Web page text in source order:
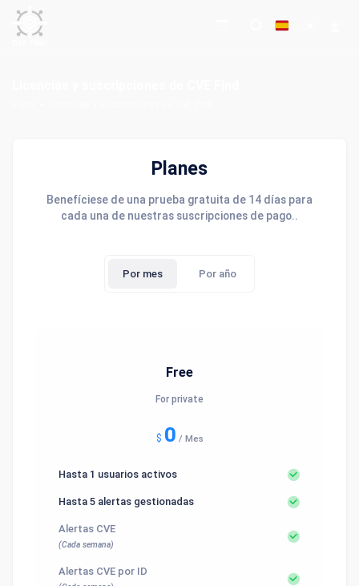
Planes
Benefíciese de una prueba gratuita de 14 días para
cada una de nuestras suscripciones de pago..
Por mes Por año
Free
For private
$ 0 / Mes
Hasta 1 usuarios activos
Hasta 5 alertas gestionadas
Alertas CVE
(Cada semana)
Alertas CVE por ID